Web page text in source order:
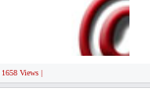
Views |